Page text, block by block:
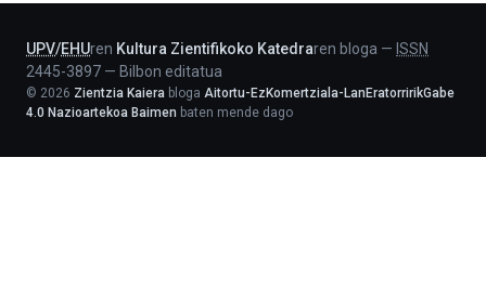
UPV/EHUren Kultura Zientifikoko Katedraren bloga — ISSN
2445-3897 — Bilbon editatua
© 2026 Zientzia Kaiera bloga Aitortu-EzKomertziala-LanEratorririkGabe
4.0 Nazioartekoa Baimen baten mende dago